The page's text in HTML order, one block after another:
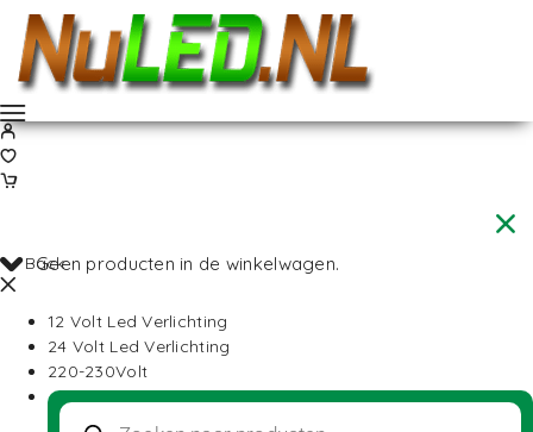
Geen producten in de winkelwagen.
Back
12 Volt Led Verlichting
24 Volt Led Verlichting
220-230Volt